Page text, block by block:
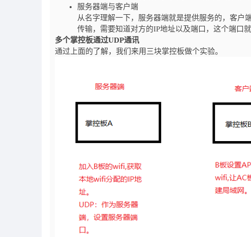
服务器端与客户端
从名字理解一下，服务器端就是提供服务的，客户
传输，需要知道对方的IP地址以及端口，这个端口
多个掌控板通过UDP通讯
通过上面的了解，我们来用三块掌控板做个实验。